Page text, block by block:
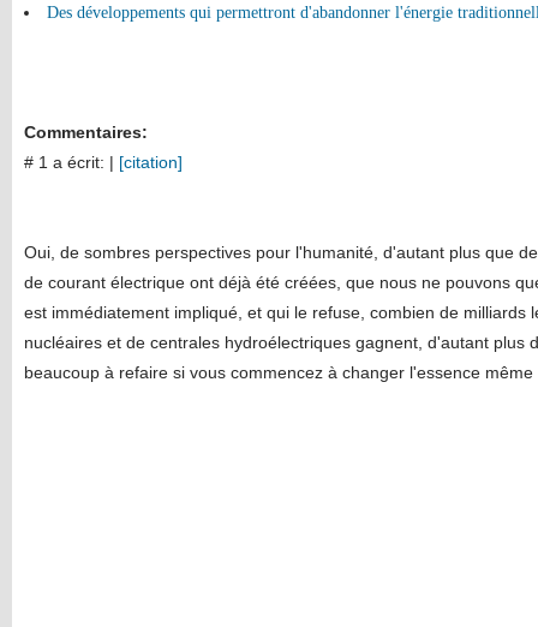
Des développements qui permettront d'abandonner l'énergie
Commentaires:
# 1 a écrit: | [citation]
Oui, de sombres perspectives pour l'humanité, d'autant plus que
de courant électrique ont déjà été créées, que nous ne pouvons
est immédiatement impliqué, et qui le refuse, combien de milliards
nucléaires et de centrales hydroélectriques gagnent, d'autant plus
beaucoup à refaire si vous commencez à changer l'essence